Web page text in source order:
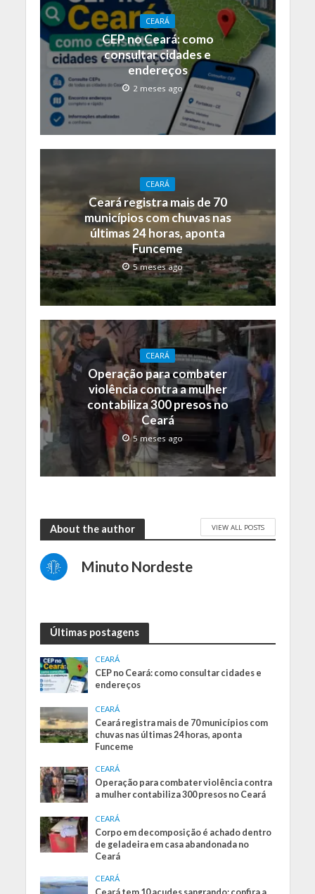
CEARÁ
CEP no Ceará: como
consultar cidades e
endereços
2 meses ago
CEARÁ
Ceará registra mais de 70
municípios com chuvas nas
últimas 24 horas, aponta
Funceme
5 meses ago
CEARÁ
Operação para combater
violência contra a mulher
contabiliza 300 presos no
Ceará
5 meses ago
About the author VIEW ALL POSTS
Minuto Nordeste
Últimas postagens
CEARÁ
CEP no Ceará: como consultar cidades e
endereços
CEARÁ
Ceará registra mais de 70 municípios com
chuvas nas últimas 24 horas, aponta
Funceme
CEARÁ
Operação para combater violência contra
a mulher contabiliza 300 presos no Ceará
CEARÁ
Corpo em decomposição é achado dentro
de geladeira em casa abandonada no
Ceará
CEARÁ